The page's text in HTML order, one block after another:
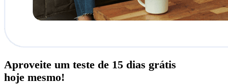
Aproveite um teste de 15 dias grátis
hoje mesmo!